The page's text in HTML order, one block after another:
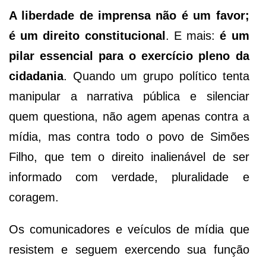
A liberdade de imprensa não é um favor;
é um direito constitucional . E mais:é um
pilar essencial para o exercício pleno da
cidadania. Quando um grupo político tenta
manipular a narrativa pública e silenciar
quem questiona, não agem apenas contra a
mídia, mas contra todo o povo de Simões
Filho, que tem o direito inalienável de ser
informado com verdade, pluralidade e
coragem.
Os comunicadores e veículos de mídia que
resistem e seguem exercendo sua função